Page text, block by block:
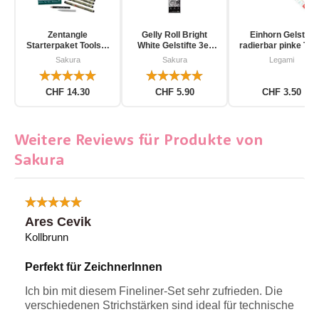
Zentangle
Starterpaket Toolset
für Einsteiger 12-
Sakura
CHF 14.30
Gelly Roll Bright
White Gelstifte 3er
Pack
Sakura
CHF 5.90
Einhorn Gelstift
radierbar pinke
Legami
CHF 3.50
Weitere Reviews für Produkte von
Sakura
Ares Cevik
Kollbrunn
Perfekt für ZeichnerInnen
Ich bin mit diesem Fineliner-Set sehr zufrieden. Die
verschiedenen Strichstärken sind ideal für technische